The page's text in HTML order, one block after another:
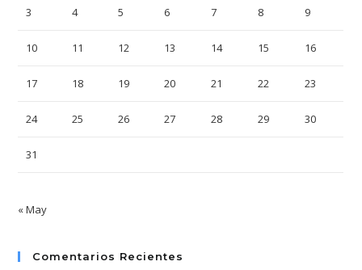
3 4 5 6 7 8 9
10 11 12 13 14 15 16
17 18 19 20 21 22 23
24 25 26 27 28 29 30
31
« May
Comentarios Recientes